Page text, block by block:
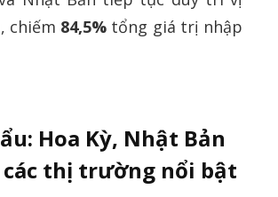
chiếm 84,5% tổng giá trị nhập
Hoa Kỳ, Nhật Bản
các thị trường nổi bật